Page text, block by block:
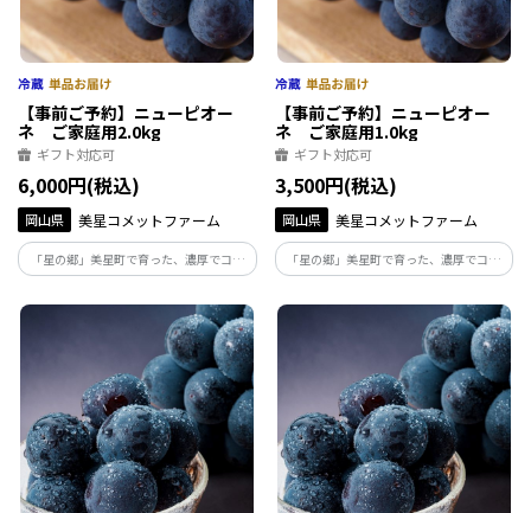
【事前ご予約】ニューピオー
ネ ご家庭用2.0kg
ギフト対応可
6,000円(税込)
岡山県 美星コメットファーム
「星の郷」美星町で育った、濃厚でコク
のあるニューピオーネ。化学肥料や農薬
に頼らず、土づくりからこだわった自慢の
逸品を、ぜひご家庭でお楽しみくださ
い。【お届け時期：8月27日～9月中旬】
【事前ご予約】ニューピオー
ネ ご家庭用1.0kg
ギフト対応可
3,500円(税込)
岡山県 美星コメットファーム
「星の郷」美星町で育った、濃厚でコク
のあるニューピオーネ。化学肥料薬や農
に頼らず、土づくりからこだわった自慢の
逸品を、ぜひご家庭でお楽しみくださ
い。【お届け時期：8月25日～9月中旬】